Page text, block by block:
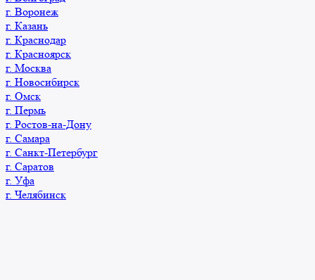
г. Воронеж
г. Казань
г. Краснодар
г. Красноярск
г. Москва
г. Новосибирск
г. Омск
г. Пермь
г. Ростов-на-Дону
г. Самара
г. Санкт-Петербург
г. Саратов
г. Уфа
г. Челябинск